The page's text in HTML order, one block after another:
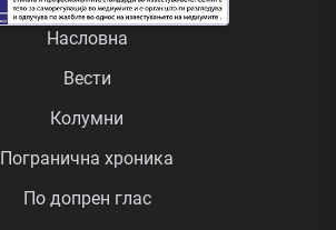
Насловна
Вести
Колумни
Погранична хроника
По допрен глас